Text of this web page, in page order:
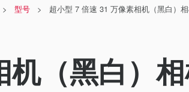
型号 超小型 7 倍速 31 万像素相机（黑白）
机（黑白）